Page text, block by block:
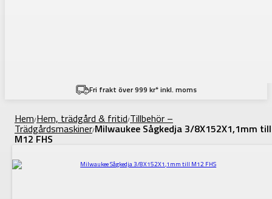
Fri frakt över 999 kr* inkl. moms
Hem/Hem, trädgård & fritid/Tillbehör –
Trädgårdsmaskiner/Milwaukee Sågkedja 3/8X152X1,1mm till
M12 FHS